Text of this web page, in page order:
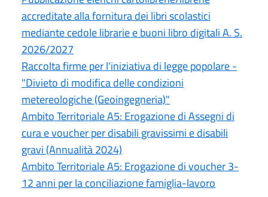
accreditate alla fornitura dei libri scolastici
mediante cedole librarie e buoni libro digitali A. S.
2026/2027
Raccolta firme per l'iniziativa di legge popolare -
"Divieto di modifica delle condizioni
metereologiche (Geoingegneria)"
Ambito Territoriale A5: Erogazione di Assegni di
cura e voucher per disabili gravissimi e disabili
gravi (Annualità 2024)
Ambito Territoriale A5: Erogazione di voucher 3-
12 anni per la conciliazione famiglia-lavoro